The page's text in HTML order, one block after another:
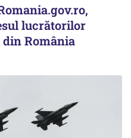
lucrătorilor
România